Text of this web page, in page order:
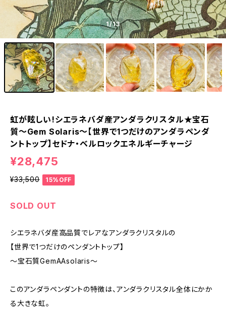
1/13
虹が眩しい!シエラネバダ産アンダラクリスタル★宝石
質～Gem Solaris～【世界で1つだけのアンダラペンダ
ントトップ】セドナ・ベルロックエネルギーチャージ
¥28,475
¥33,500 15%OFF
SOLD OUT
シエラネバダ産高品質でレアなアンダラクリスタルの
【世界で1つだけのペンダントトップ】
～宝石質GemAAsolaris～
このアンダラペンダントの特徴は、アンダラクリスタル全体にかか
る大きな虹。